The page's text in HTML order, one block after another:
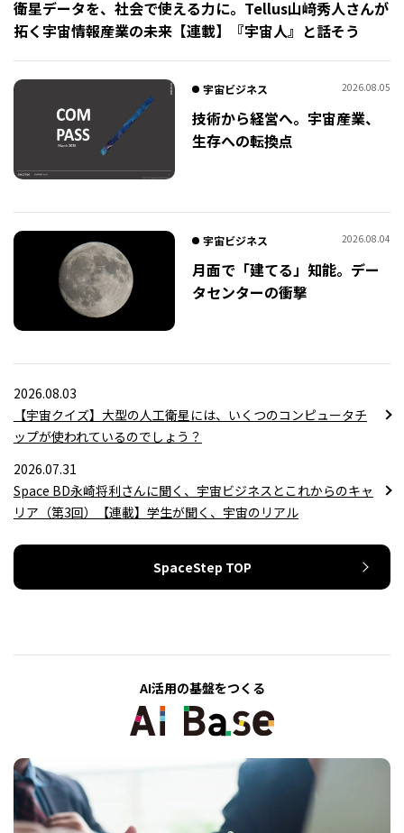
衛星データを、社会で使える力に。Tellus山﨑秀人さんが
拓く宇宙情報産業の未来【連載】『宇宙人』と話そう
宇宙ビジネス 2026.08.05
技術から経営へ。宇宙産業、
生存への転換点
宇宙ビジネス 2026.08.04
月面で「建てる」知能。デー
タセンターの衝撃
2026.08.03
【宇宙クイズ】大型の人工衛星には、いくつのコンピュータチ
ップが使われているのでしょう？
2026.07.31
Space BD永崎将利さんに聞く、宇宙ビジネスとこれからのキャ
リア（第3回）【連載】学生が聞く、宇宙のリアル
SpaceStep TOP
AI活用の基盤をつくる